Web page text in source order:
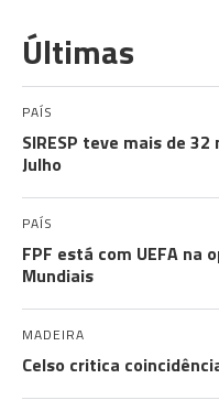
Últimas
PAÍS
SIRESP teve mais de
Julho
PAÍS
FPF está com UEFA na
Mundiais
MADEIRA
Celso critica